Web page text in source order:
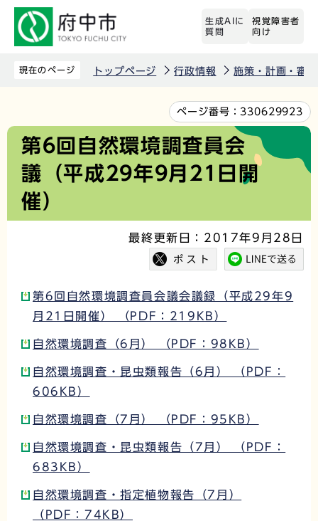
先
生成AIに
質問
視覚障害者
向け
現在のページ トップページ 行政情報 施策・計画・審
文
ページ番号： 330629923
第6回自然環境調査員会
議（平成29年9月21日開
催）
最終更新日：2017年9月28日
第6回自然環境調査員会議会議録（平成29年9
月21日開催） （PDF：219KB）
自然環境調査（6月） （PDF：98KB）
自然環境調査・昆虫類報告（6月） （PDF：
606KB）
自然環境調査（7月） （PDF：95KB）
自然環境調査・昆虫類報告（7月） （PDF：
683KB）
自然環境調査・指定植物報告（7月）
（PDF：74KB）